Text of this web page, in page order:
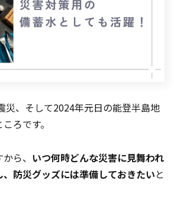
災、そして2024年元日の能登半島地
ろです。
ら、 いつ何時どんな災害に見舞われ
防災グッズには準備しておきたいと